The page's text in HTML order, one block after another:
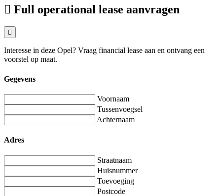
Full operational lease aanvragen
Interesse in deze Opel? Vraag financial lease aan en ontvang een
voorstel op maat.
Gegevens
Voornaam
Tussenvoegsel
Achternaam
Adres
Straatnaam
Huisnummer
Toevoeging
Postcode